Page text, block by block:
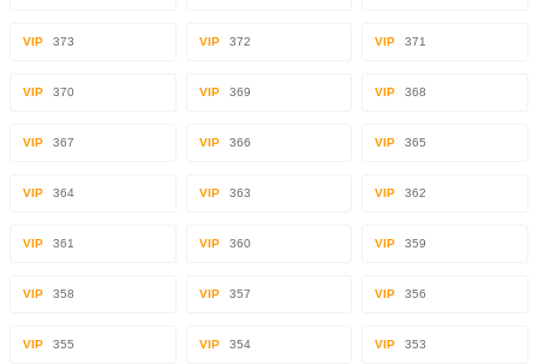
VIP 373 VIP 372 VIP 371
VIP 370 VIP 369 VIP 368
VIP 367 VIP 366 VIP 365
VIP 364 VIP 363 VIP 362
VIP 361 VIP 360 VIP 359
VIP 358 VIP 357 VIP 356
VIP 355 VIP 354 VIP 353